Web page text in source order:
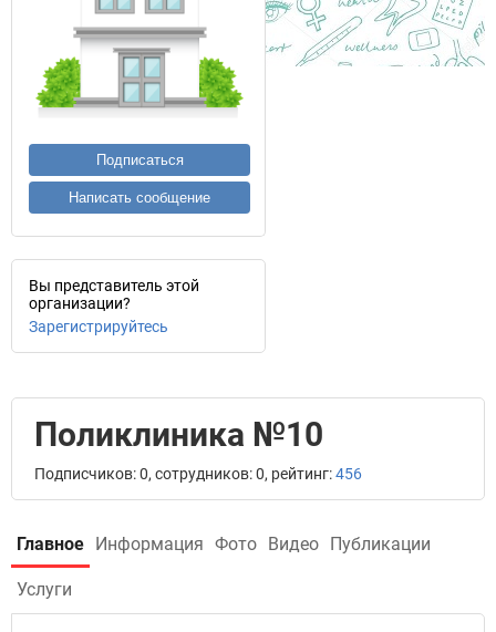
Подписаться
Написать сообщение
Вы представитель этой
организации?
Зарегистрируйтесь
Поликлиника №10
Подписчиков: 0, сотрудников: 0, рейтинг:456
Главное Информация Фото Видео Публикации
Услуги